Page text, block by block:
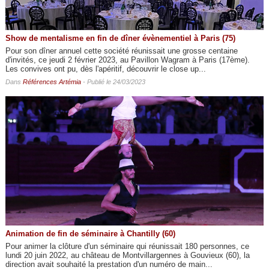
Show de mentalisme en fin de dîner évènementiel à Paris (75)
Pour son dîner annuel cette société réunissait une grosse centaine
d'invités, ce jeudi 2 février 2023, au Pavillon Wagram à Paris (17ème).
Les convives ont pu, dès l'apéritif, découvrir le close up...
Dans Références Artémia- Publié le 24/03/2023
Animation de fin de séminaire à Chantilly (60)
Pour animer la clôture d'un séminaire qui réunissait 180 personnes, ce
lundi 20 juin 2022, au château de Montvillargennes à Gouvieux (60), la
direction avait souhaité la prestation d'un numéro de main...